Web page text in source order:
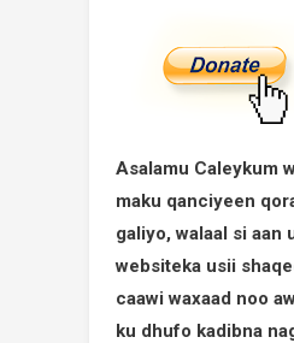
Asalamu Caleykum
maku qanciyeen
galiyo, walaal si aan
websiteka usii
caawi waxaad noo
ku dhufo kadibna